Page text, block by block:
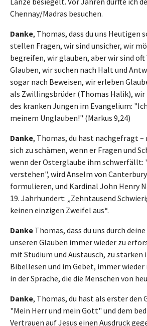
Chennay/Madras besuchen.
Danke, Thomas, dass du uns Heutigen
stellen Fragen, wir sind unsicher, wir
begreifen, wir glauben, aber wir sind oft
Glauben, wir suchen nach Halt und
sogar nach Beweisen, wir erleben
als Zwillingsbrüder (Thomas Halik), wir
des kranken Jungen im Evangelium:
meinem Unglauben!" (Markus 9,24)
Danke, Thomas, du hast nachgefragt
sich zu schämen, wenn er Fragen und
wenn der Osterglaube ihm schwerfällt:
verstehen", wird Anselm von
formulieren, und Kardinal John Henry
19. Jahrhundert: „Zehntausend
keinen einzigen Zweifel aus“.
Danke Thomas, dass du uns durch
unseren Glauben immer wieder zu
mit Studium und Austausch, zu stärken
Bibellesen und im Gebet, immer
in der Sprache, die die Menschen von
Danke, Thomas, du hast als erster den
"Mein Herr und mein Gott" und dem
Vertrauen auf Jesus einen Ausdruck